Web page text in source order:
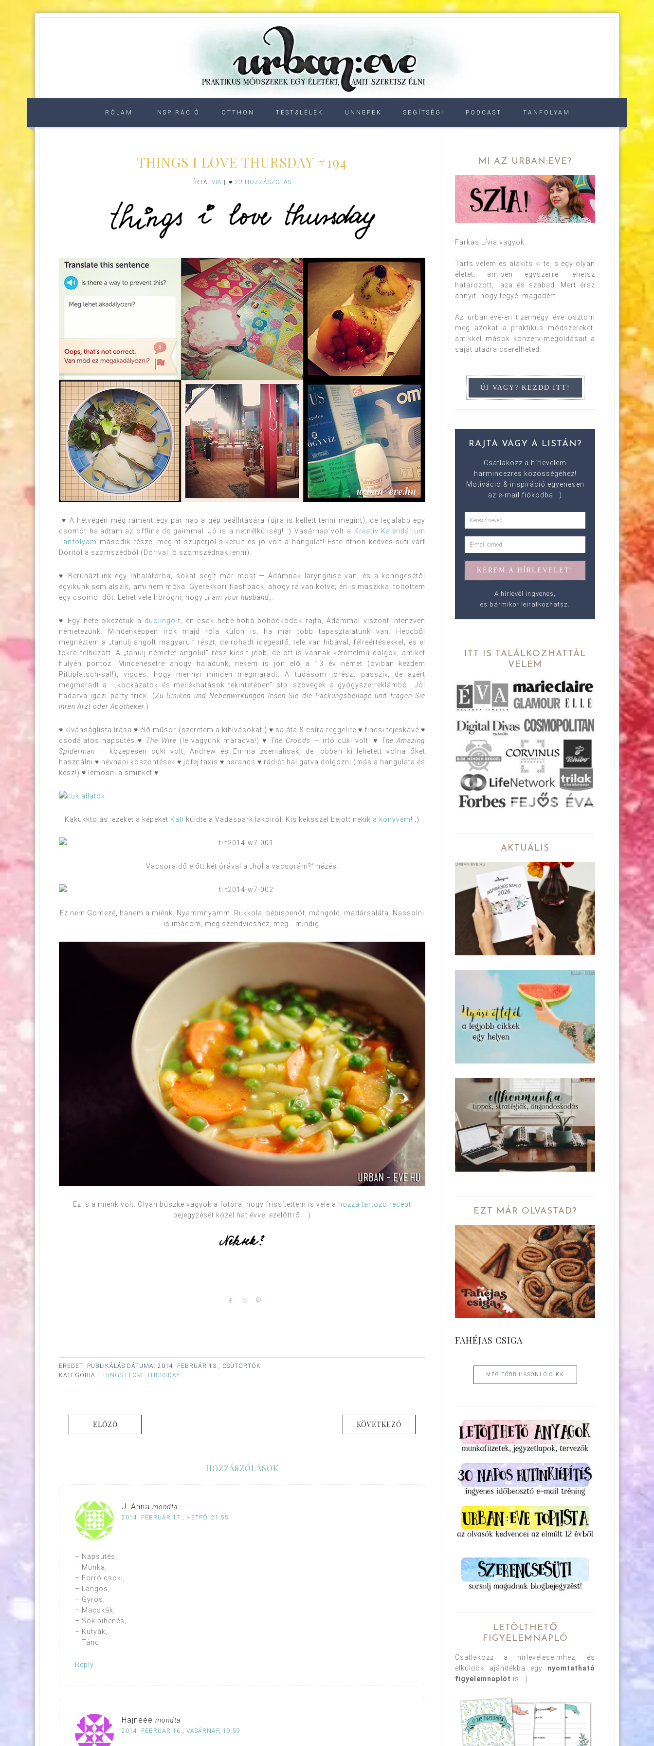
RÓLAM INSPIRÁCIÓ OTTHON TEST&LÉLEK ÜNNEPEK SEGÍTSÉG! PODCAST TANFOLYAM
THINGS I LOVE THURSDAY #194
ÍRTA: VIA 23 HOZZÁSZÓLÁS
♥ A hétvégén még ráment egy pár nap a gép beállítására (újra is kellett tenni megint), de legalább egy
csomót haladtam az offline dolgaimmal. Jó is a netnélküliség! :) Vasárnap volt a
Kreatív Kalendárium
Tanfolyam második része, megint szuperjól sikerült és jó volt a hangulat! Este itthon kedves süti várt
Dóritól a szomszédból (Dórival jó szomszédnak lenni).
♥ Beruháztunk egy inhalátorba, sokat segít már most — Ádámnak laryngitise van, és a köhögésétől
egyikünk sem alszik, ami nem móka. Gyerekkori flashback, ahogy rá van kötve; én is maszkkal töltöttem
egy csomó időt. Lehet vele hörögni, hogy „I am your husband„.
♥ Egy hete elkezdtük a duolingo-t, én csak hébe-hóba bohóckodok rajta, Ádámmal viszont intenzven
németezünk. Mindenképpen írok majd róla külön is, ha már több tapasztalatunk van. Heccből
megnéztem a „tanulj angolt magyarul” részt, de rohadt idegesítő, tele van hibával, félreértésekkel, és el
tökre felhúzott. A „tanulj németet angolul” rész kicsit jobb, de ott is vannak kétértelmű dolgok, amiket
hülyén pontoz. Mindenesetre ahogy haladunk, nekem is jön elő a 13 év német (oviban kezdem
Pittiplatsch-sal!), vicces, hogy mennyi minden megmaradt. A tudásom jórészt passzív, de azért
megmaradt a „kockázatok és mellékhatások tekintetében” stb. szövegek a gyógyszerreklámból. Jól
hadarva igazi party trick. (Zu Risiken und Nebenwirkungen lesen Sie die Packungsbeilage und fragen Sie
ihren Arzt oder Apotheker. )
♥ kívánságlista írása ♥ élő műsor (szeretem a kihívásokat!) ♥ saláta & csíra reggelire ♥ fincsi tejeskávé ♥
csodálatos napsütés ♥ The Wire (le vagyunk maradva!) ♥ The Croods — irtó cuki volt! ♥ The Amazing
Spiderman — közepesen cuki volt, Andrew és Emma zseniálisak, de jobban ki lehetett volna őket
használni ♥ névnapi köszöntések ♥ jófej taxis ♥ narancs ♥ rádiót hallgatva dolgozni (más a hangulata és
kész!) ♥ lemosni a sminket ♥
Kakukktojás: ezeket a képeket Kati küldte a Vadaspark lakóiról. Kis keksszel bejött nekik a könyvem! ;)
Vacsoraidő előtt két órával a „hol a vacsorám?” nézés.
Ez nem Gomezé, hanem a miénk. Nyammnyamm. Rukkola, bébispenót, mángold, madársaláta. Nassolni
is imádom, meg szendvicshez, meg… mindig.
Ez is a miénk volt. Olyan büszke vagyok a fotóra, hogy frissítettem is vele a hozzá tartozó recept
bejegyzését közel hat évvel ezelőttről. :)
Share Share
EREDETI PUBLIKÁLÁS DÁTUMA: 2014. FEBRUÁR 13., CSÜTÖRTÖK
KATEGÓRIA: THINGS I LOVE THURSDAY
ELŐZŐ KÖVETKEZŐ
HOZZÁSZÓLÁSOK
J. Anna mondta
2014. FEBRUÁR 17., HÉTFŐ, 21:55
– Napsütés,
– Munka,
– Forró csoki,
– Lángos,
– Gyros,
– Macskák,
– Sok pihenés,
– Kutyák,
– Tánc.
Reply
Hajneee mondta
2014. FEBRUÁR 16., VASÁRNAP, 19:59
MI AZ URBAN:EVE?
Farkas Lívia vagyok.
Tarts velem és alakíts ki te is egy olyan
életet, amiben egyszerre lehetsz
határozott, laza és szabad. Mert érsz
annyit, hogy tegyél magadért.
Az urban:eve-en tizennégy éve osztom
meg azokat a praktikus módszereket,
amikkel mások konzerv-megoldásait a
saját utadra cserélheted.
RAJTA VAGY A LISTÁN?
Csatlakozz a hírlevelem
harmincezres közösségéhez!
Motiváció & inspiráció egyenesen
az e-mail fiókodba! :)
A hírlevél ingyenes,
és bármikor leiratkozhatsz.
ITT IS TALÁLKOZHATTÁL
VELEM
AKTUÁLIS
EZT MÁR OLVASTAD?
FAHÉJAS CSIGA
MÉG TÖBB HASONLÓ CIKK
LETÖLTHETŐ
FIGYELEMNAPLÓ
Csatlakozz a hírleveleseimhez, és
elküldök ajándékba egy nyomtatható
figyelemnaplót is! :)